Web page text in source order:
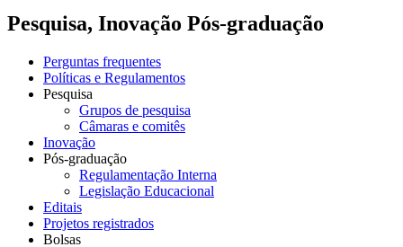
Pesquisa, Inovação Pós-graduação
Perguntas frequentes
Políticas e Regulamentos
Pesquisa
Grupos de pesquisa
Câmaras e comitês
Inovação
Pós-graduação
Regulamentação Interna
Legislação Educacional
Editais
Projetos registrados
Bolsas